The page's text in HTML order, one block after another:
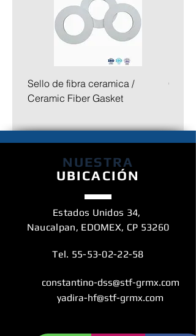
Sello de fibra ceramica /
Ceramic Fiber Gasket
NUESTRA
UBICACIÓN
Estados Unidos 34,
Naucalpan, EDOMEX, CP 53260
Tel. 55-53-02-22-58
constantino-dss@stf-grmx.com
yadira-hf@stf-grmx.com